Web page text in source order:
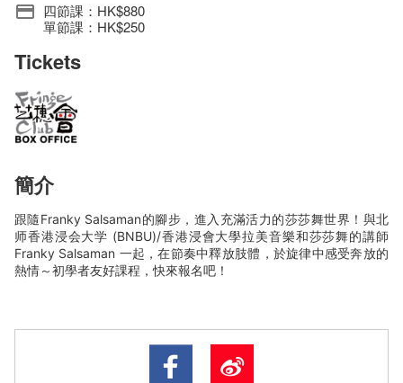
四節課：HK$880
單節課：HK$250
Tickets
簡介
跟隨Franky Salsaman的腳步，進入充滿活力的莎莎舞世界！與北
师香港浸会大学 (BNBU)/香港浸會大學拉美音樂和莎莎舞的講師
Franky Salsaman 一起，在節奏中釋放肢體，於旋律中感受奔放的
熱情～初學者友好課程，快來報名吧！